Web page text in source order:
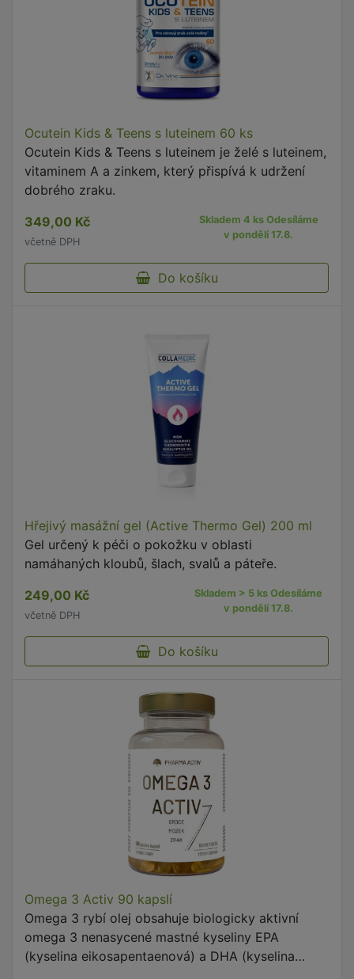
Ocutein Kids & Teens s luteinem 60 ks
Ocutein Kids & Teens s luteinem je želé s luteinem,
vitaminem A a zinkem, který přispívá k udržení
dobrého zraku.
349,00 Kč
včetně DPH
Skladem 4 ks Odesíláme
v pondělí 17.8.
Do košíku
Hřejivý masážní gel (Active Thermo Gel) 200 ml
Gel určený k péči o pokožku v oblasti
namáhaných kloubů, šlach, svalů a páteře.
249,00 Kč
včetně DPH
Skladem > 5 ks Odesíláme
v pondělí 17.8.
Do košíku
Omega 3 Activ 90 kapslí
Omega 3 rybí olej obsahuje biologicky aktivní
omega 3 nenasycené mastné kyseliny EPA
(kyselina eikosapentaenová) a DHA (kyselina